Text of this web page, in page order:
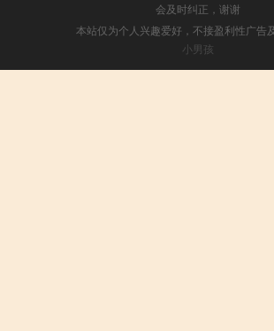
会及时纠正，谢谢
本站仅为个人兴趣爱好，不接盈利性广告
小男孩